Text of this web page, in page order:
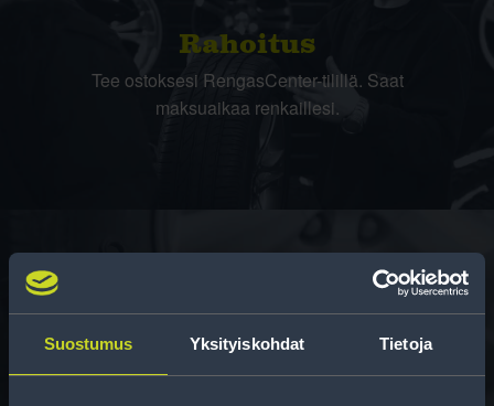
Suostumus Yksityiskohdat Tietoja
Rahoitus
Tee ostoksesi RengasCenter-tilillä. Saat
maksuaikaa renkaillesi.
Rengasinfo
Tavallisen ihmisen tietoa merkinnöistä, renkaista ja
niiden huoltamisesta.